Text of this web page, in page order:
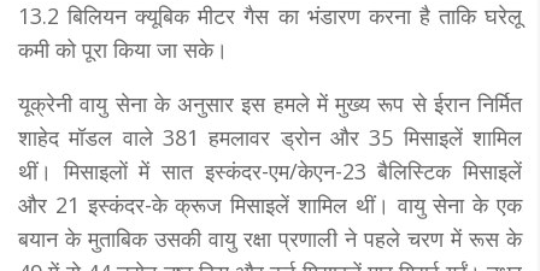
13.2 बिलियन क्यूबिक मीटर गैस का भंडारण करना है ताकि घरेलू
कमी को पूरा किया जा सके।
यूक्रेनी वायु सेना के अनुसार इस हमले में मुख्य रूप से ईरान निर्मित
शाहेद मॉडल वाले 381 हमलावर ड्रोन और 35 मिसाइलें शामिल
थीं। मिसाइलाें में सात इस्कंदर-एम/केएन-23 बैलिस्टिक मिसाइलें
और 21 इस्कंदर-के क्रूज मिसाइलें शामिल थीं। वायु सेना के एक
बयान के मुताबिक उसकी वायु रक्षा प्रणाली ने पहले चरण में रूस के